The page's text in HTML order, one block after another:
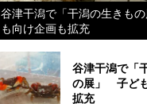
谷津干潟で「干潟の生きも
も向け企画も拡充
谷津干潟で「
の展」 子ど
拡充